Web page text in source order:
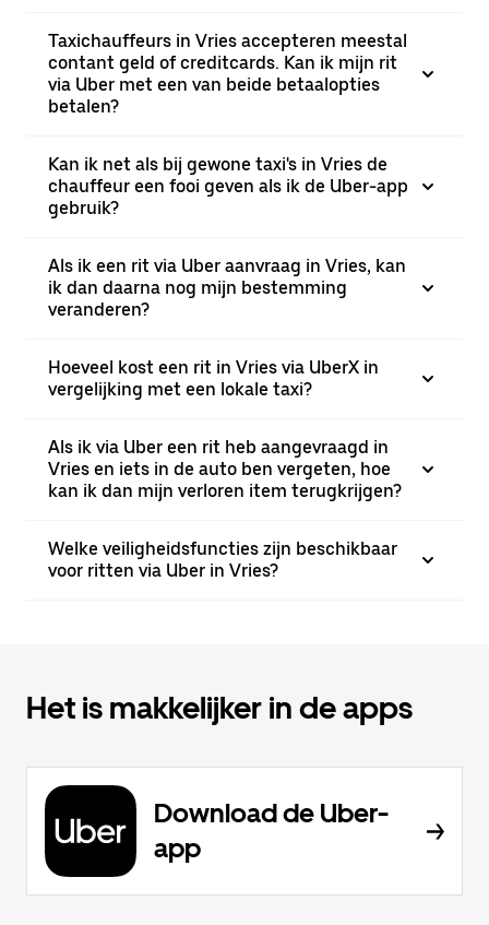
Taxichauffeurs in Vries accepteren meestal
contant geld of creditcards. Kan ik mijn rit
via Uber met een van beide betaalopties
betalen?
Kan ik net als bij gewone taxi's in Vries de
chauffeur een fooi geven als ik de Uber-app
gebruik?
Als ik een rit via Uber aanvraag in Vries, kan
ik dan daarna nog mijn bestemming
veranderen?
Hoeveel kost een rit in Vries via UberX in
vergelijking met een lokale taxi?
Als ik via Uber een rit heb aangevraagd in
Vries en iets in de auto ben vergeten, hoe
kan ik dan mijn verloren item terugkrijgen?
Welke veiligheidsfuncties zijn beschikbaar
voor ritten via Uber in Vries?
Het is makkelijker in de apps
Download de Uber-
app